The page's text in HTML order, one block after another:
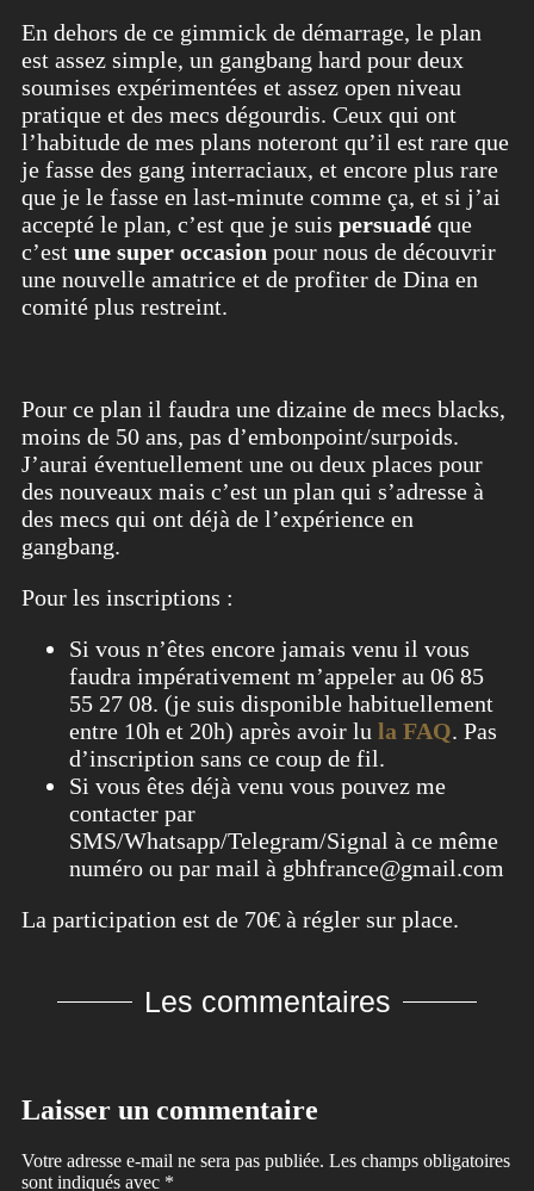
En dehors de ce gimmick de démarrage, le plan
est assez simple, un gangbang hard pour deux
soumises expérimentées et assez open niveau
pratique et des mecs dégourdis. Ceux qui ont
l’habitude de mes plans noteront qu’il est rare que
je fasse des gang interraciaux, et encore plus rare
que je le fasse en last-minute comme ça, et si j’ai
accepté le plan, c’est que je suis persuadé que
c’est une super occasion pour nous de découvrir
une nouvelle amatrice et de profiter de Dina en
comité plus restreint.
Pour ce plan il faudra une dizaine de mecs blacks,
moins de 50 ans, pas d’embonpoint/surpoids.
J’aurai éventuellement une ou deux places pour
des nouveaux mais c’est un plan qui s’adresse à
des mecs qui ont déjà de l’expérience en
gangbang.
Pour les inscriptions :
Si vous n’êtes encore jamais venu il vous
faudra impérativement m’appeler au 06 85
55 27 08. (je suis disponible habituellement
entre 10h et 20h) après avoir lu la FAQ. Pas
d’inscription sans ce coup de fil.
Si vous êtes déjà venu vous pouvez me
contacter par
SMS/Whatsapp/Telegram/Signal à ce même
numéro ou par mail à gbhfrance@gmail.com
La participation est de 70€ à régler sur place.
Les commentaires
Laisser un commentaire
Votre adresse e-mail ne sera pas publiée. Les champs obligatoires
sont indiqués avec *